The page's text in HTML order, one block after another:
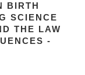
BIRTH
SCIENCE
THE LAW
-